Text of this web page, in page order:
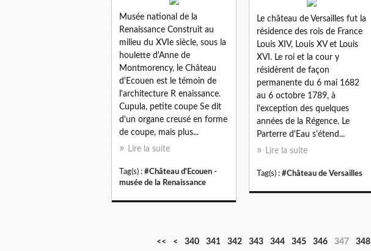
Le château de Versailles fut la
résidence des rois de France
Louis XIV, Louis XV et Louis
XVI. Le roi et la cour y
résidèrent de façon
permanente du 6 mai 1682
au 6 octobre 1789, à
l'exception des quelques
années de la Régence. Le
Parterre d'Eau s'étend...
Lire la suite
Tag(s) : #Château de Versailles
Musée national de la
Renaissance Construit au
milieu du XVIe siècle, sous la
houlette d'Anne de
Montmorency, le Château
d'Ecouen est le témoin de
l'architecture R enaissance.
Cupula, petite coupe Se dit
d'un organe creusé en forme
de coupe, mais plus...
Lire la suite
Tag(s) : #Château d'Ecouen -
musée de la Renaissance
<< <
3
3
3
3
340 341 342 343 344 345 346 347 348